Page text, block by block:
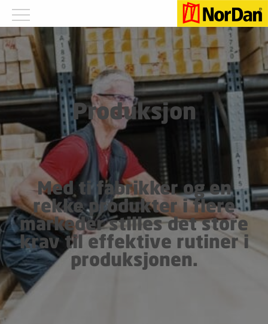
Produksjon
Med ti fabrikker og en
rekke produkter i flere
markeder stilles det store
krav til effektive rutiner i
produksjonen.